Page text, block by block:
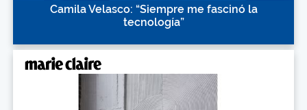
Camila Velasco: “Siempre me fascinó la
tecnología”